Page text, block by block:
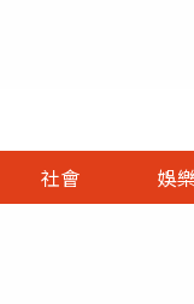
社會 娛樂
財經首頁
熱線
政